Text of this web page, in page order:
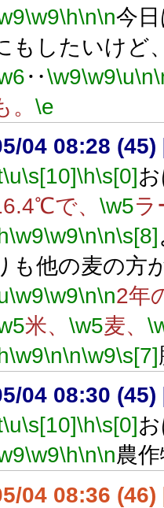
\w9\h\n\n今
もしたいけど
‥\w9\w9\u\n
。 \e
04 08:28 (45)
\u\s[10]\h\s[0]
で、 \w5ラ
\w9\w9\n\n\s[8]
も他の麦の方
\w9\w9\n\n2年
米、 \w5麦、
\w9\n\n\w9\s[7]
04 08:30 (45)
\u\s[10]\h\s[0]
\w9\h\n\n農
04 08:36 (46)